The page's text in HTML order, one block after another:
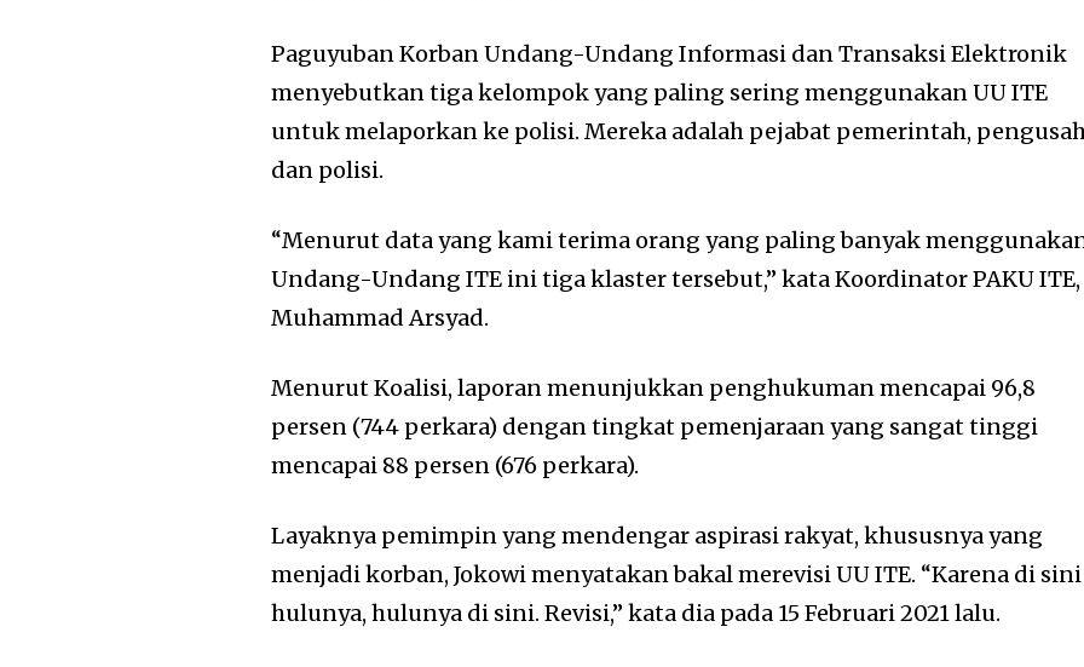
Paguyuban Korban Undang-Undang Informasi dan Transaksi Elektronik
menyebutkan tiga kelompok yang paling sering menggunakan UU ITE
untuk melaporkan ke polisi. Mereka adalah pejabat pemerintah,
dan polisi.
“Menurut data yang kami terima orang yang paling banyak
Undang-Undang ITE ini tiga klaster tersebut,” kata Koordinator PAKU ITE,
Muhammad Arsyad.
Menurut Koalisi, laporan menunjukkan penghukuman mencapai 96,8
persen (744 perkara) dengan tingkat pemenjaraan yang sangat tinggi
mencapai 88 persen (676 perkara).
Layaknya pemimpin yang mendengar aspirasi rakyat, khususnya yang
menjadi korban, Jokowi menyatakan bakal merevisi UU ITE. “Karena di sini
hulunya, hulunya di sini. Revisi,” kata dia pada 15 Februari 2021 lalu.